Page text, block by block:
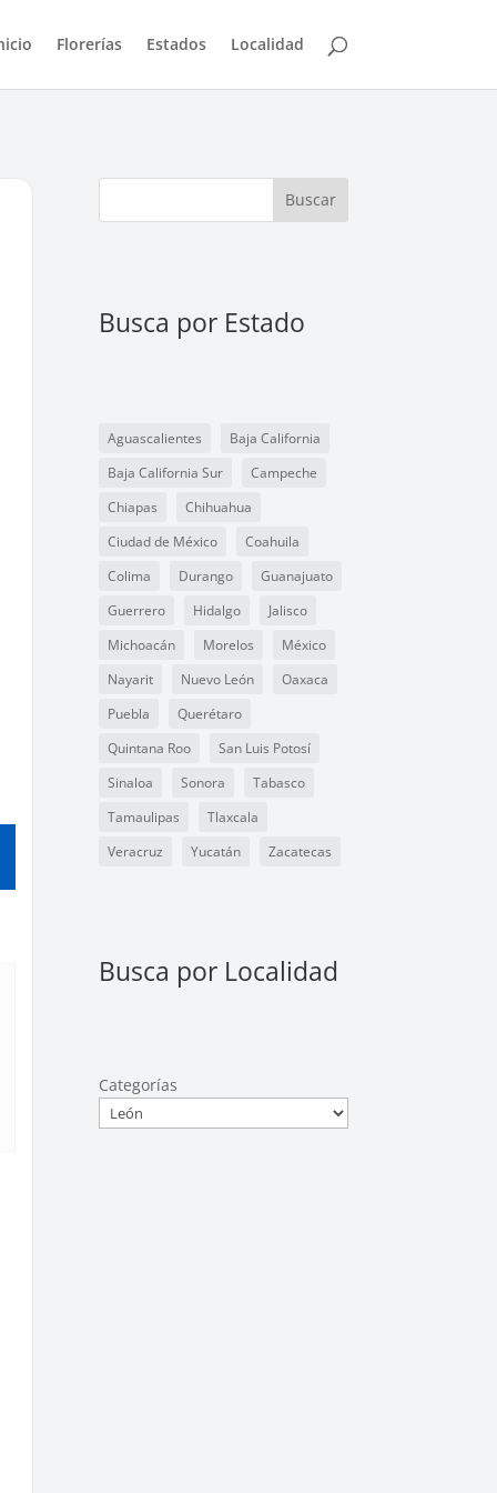
Florerías Estados Localidad
Buscar
Busca por Estado
Aguascalientes
Baja California
Baja California Sur
Campeche
Chiapas
Chihuahua
Ciudad de México
Coahuila
Colima
Durango
Guanajuato
Guerrero
Hidalgo
Jalisco
Michoacán
Morelos
México
Nayarit
Nuevo León
Oaxaca
Puebla
Querétaro
Quintana Roo
San Luis Potosí
Sinaloa
Sonora
Tabasco
Tamaulipas
Tlaxcala
Veracruz
Yucatán Zacatecas
Busca por Localidad
Categorías